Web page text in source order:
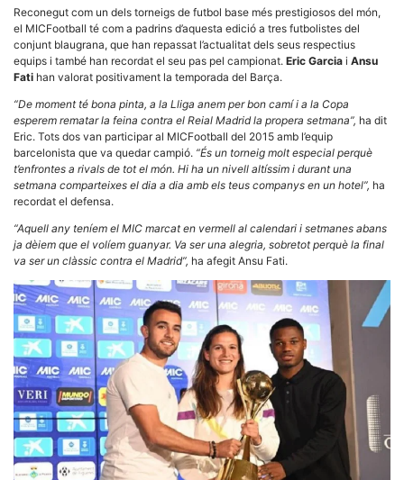
Reconegut com un dels torneigs de futbol base més prestigiosos del món,
el MICFootball té com a padrins d’aquesta edició a tres futbolistes del
conjunt blaugrana, que han repassat l’actualitat dels seus respectius
equips i també han recordat el seu pas pel campionat. Eric Garcia i Ansu
Fati han valorat positivament la temporada del Barça.
“De moment té bona pinta, a la Lliga anem per bon camí i a la Copa
esperem rematar la feina contra el Reial Madrid la propera setmana”, ha dit
Eric. Tots dos van participar al MICFootball del 2015 amb l’equip
barcelonista que va quedar campió. “És un torneig molt especial perquè
t’enfrontes a rivals de tot el món. Hi ha un nivell altíssim i durant una
setmana comparteixes el dia a dia amb els teus companys en un hotel”, ha
recordat el defensa.
“Aquell any teníem el MIC marcat en vermell al calendari i setmanes abans
ja dèiem que el volíem guanyar. Va ser una alegria, sobretot perquè la final
va ser un clàssic contra el Madrid”, ha afegit Ansu Fati.
bé com sigui
possible. Si
rebutja
aquestes
cookies
algunes
desapareixeran
del lloc web.
Màrqueting
En compartir
comportament
mentre
navegues pel
nostre lloc
web
incrementes
la possibilitat
només
anuncis,
ofertes i
contingut
personalitzat.